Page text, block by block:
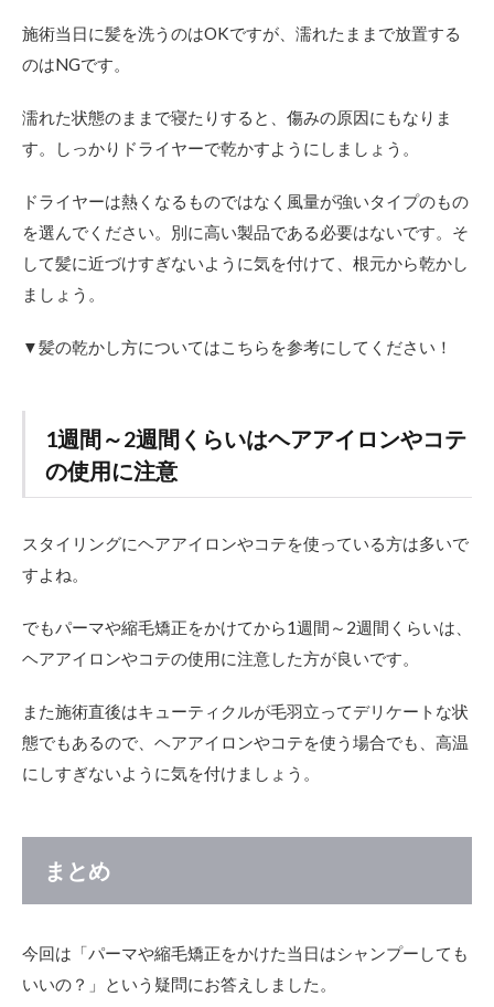
施術当日に髪を洗うのはOKですが、濡れたままで放置する
のはNGです。
濡れた状態のままで寝たりすると、傷みの原因にもなりま
す。しっかりドライヤーで乾かすようにしましょう。
ドライヤーは熱くなるものではなく風量が強いタイプのもの
を選んでください。別に高い製品である必要はないです。そ
して髪に近づけすぎないように気を付けて、根元から乾かし
ましょう。
▼髪の乾かし方についてはこちらを参考にしてください！
1週間～2週間くらいはヘアアイロンやコテ
の使用に注意
スタイリングにヘアアイロンやコテを使っている方は多いで
すよね。
でもパーマや縮毛矯正をかけてから1週間～2週間くらいは、
ヘアアイロンやコテの使用に注意した方が良いです。
また施術直後はキューティクルが毛羽立ってデリケートな状
態でもあるので、ヘアアイロンやコテを使う場合でも、高温
にしすぎないように気を付けましょう。
まとめ
今回は「パーマや縮毛矯正をかけた当日はシャンプーしても
いいの？」という疑問にお答えしました。